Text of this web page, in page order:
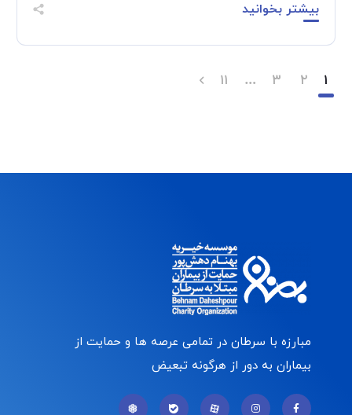
بیشتر بخوانید
۱ ۲ ۳ … ۱۱
مبارزه با سرطان در تمامی عرصه ها و حمایت از
بیماران به دور از هرگونه تبعیض